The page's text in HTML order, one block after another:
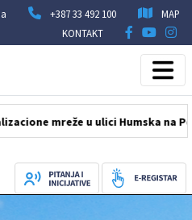
+387 33 492 100
MAP
KONTAKT
mreže u ulici Humska na